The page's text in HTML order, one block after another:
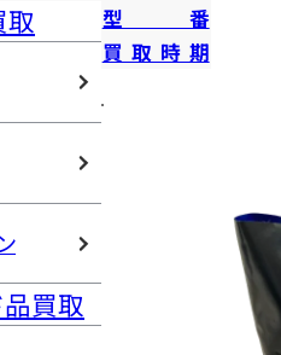
取
品買取
型番
買取時期